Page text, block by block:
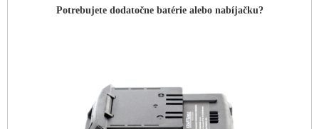
Potrebujete dodatočne batérie alebo nabíjačku?